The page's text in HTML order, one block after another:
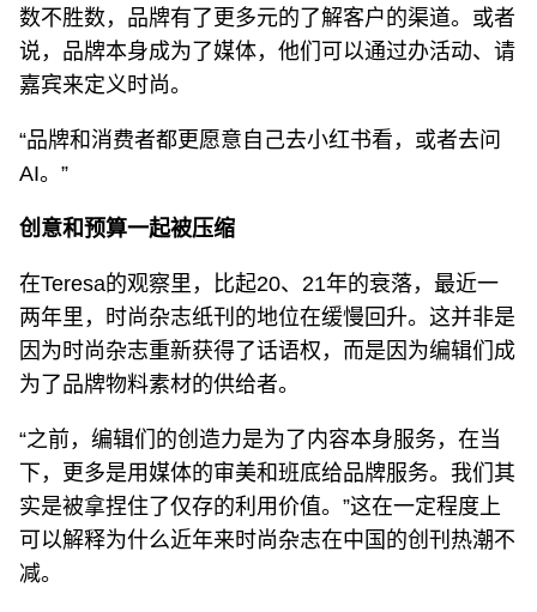
数不胜数，品牌有了更多元的了解客户的渠道。或者
说，品牌本身成为了媒体，他们可以通过办活动、请
嘉宾来定义时尚。
“品牌和消费者都更愿意自己去小红书看，或者去问
AI。”
创意和预算一起被压缩
在Teresa的观察里，比起20、21年的衰落，最近一
两年里，时尚杂志纸刊的地位在缓慢回升。这并非是
因为时尚杂志重新获得了话语权，而是因为编辑们成
为了品牌物料素材的供给者。
“之前，编辑们的创造力是为了内容本身服务，在当
下，更多是用媒体的审美和班底给品牌服务。我们其
实是被拿捏住了仅存的利用价值。”这在一定程度上
可以解释为什么近年来时尚杂志在中国的创刊热潮不
减。